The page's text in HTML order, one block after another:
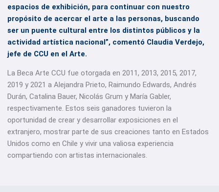
espacios de exhibición, para continuar con nuestro
propósito de acercar el arte a las personas, buscando
ser un puente cultural entre los distintos públicos y la
actividad artística nacional”, comentó Claudia Verdejo,
jefe de CCU en el Arte.
La Beca Arte CCU fue otorgada en 2011, 2013, 2015, 2017,
2019 y 2021 a Alejandra Prieto, Raimundo Edwards, Andrés
Durán, Catalina Bauer, Nicolás Grum y María Gabler,
respectivamente. Estos seis ganadores tuvieron la
oportunidad de crear y desarrollar exposiciones en el
extranjero, mostrar parte de sus creaciones tanto en Estados
Unidos como en Chile y vivir una valiosa experiencia
compartiendo con artistas internacionales.